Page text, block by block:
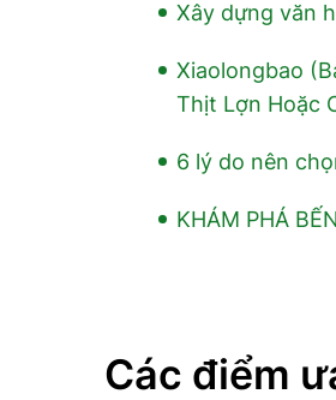
Xây dựng văn
Xiaolongbao
Thịt Lợn Hoặc
6 lý do nên
KHÁM PHÁ
Các điểm